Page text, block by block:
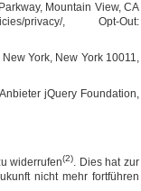
Mountain View, CA
privacy/, Opt-Out:
York, New York 10011,
jQuery Foundation,
widerrufen(2). Dies hat zur
nicht mehr fortführen